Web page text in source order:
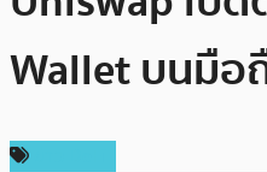
Wallet บนมือ